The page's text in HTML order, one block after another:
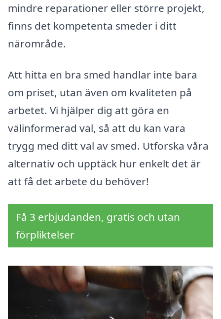
mindre reparationer eller större projekt,
finns det kompetenta smeder i ditt
närområde.
Att hitta en bra smed handlar inte bara
om priset, utan även om kvaliteten på
arbetet. Vi hjälper dig att göra en
välinformerad val, så att du kan vara
trygg med ditt val av smed. Utforska våra
alternativ och upptäck hur enkelt det är
att få det arbete du behöver!
Få 3 erbjudanden, gratis och utan
förpliktelser